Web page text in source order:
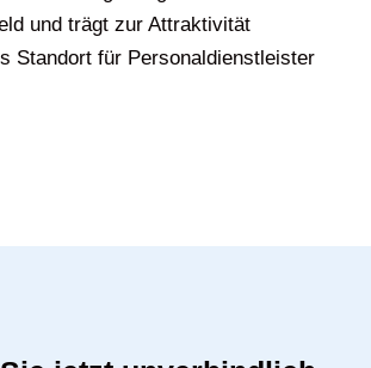
an die Region, was für
vorteilhaft ist. Zudem
Wirtschaftspolitik in